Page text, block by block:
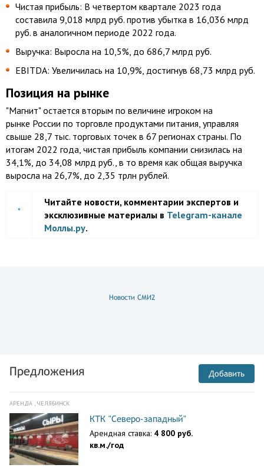
Чистая прибыль: В четвертом квартале 2023 года
составила 9,018 млрд руб. против убытка в 16,036 млрд
руб. в аналогичном периоде 2022 года.
Выручка: Выросла на 10,5%, до 686,7 млрд руб.
EBITDA: Увеличилась на 10,9%, достигнув 68,73 млрд руб.
Позиция на рынке
"Магнит" остается вторым по величине игроком на
рынке России по торговле продуктами питания, управляя
свыше 28,7 тыс. торговых точек в 67 регионах страны. По
итогам 2022 года, чистая прибыль компании снизилась на
34,1%, до 34,08 млрд руб., в то время как общая выручка
выросла на 26,7%, до 2,35 трлн рублей.
Читайте новости, комментарии экспертов и
эксклюзивные материалы в Telegram-канале
Моллы.ру.
Новости СМИ2
Предложения Добавить
АРЕНДА , ЧЕЛЯБИНСК
КТК "Северо-западный"
Арендная ставка: 4 800 руб.
кв.м./год